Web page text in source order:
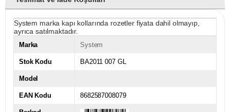
System marka kapı kollarında rozetler fiyata dahil olmayıp,
ayrıca satılmaktadır.
Marka System
Stok Kodu BA2011 007 GL
Model
EAN Kodu 8682587008079